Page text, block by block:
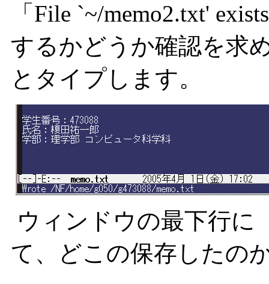
「File `~/memo2.txt'
するかどうか確認を求
とタイプします。
ウィンドウの最下行に
て、どこの保存したの